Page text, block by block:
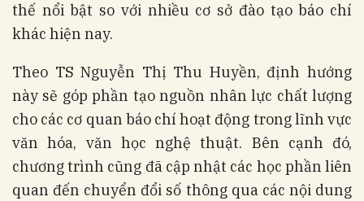
thế nổi bật so với nhiều cơ sở đào tạo báo chí
khác hiện nay.
Theo TS Nguyễn Thị Thu Huyền, định hướng
này sẽ góp phần tạo nguồn nhân lực chất lượng
cho các cơ quan báo chí hoạt động trong lĩnh vực
văn hóa, văn học nghệ thuật. Bên cạnh đó,
chương trình cũng đã cập nhật các học phần liên
quan đến chuyển đổi số thông qua các nội dung